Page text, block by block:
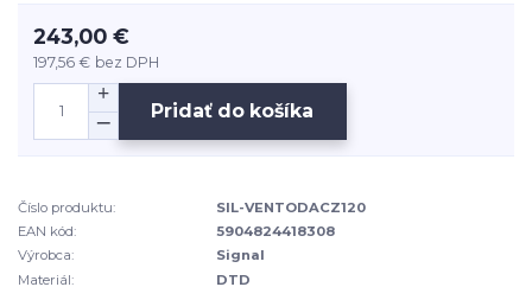
243,00 €
197,56 € bez DPH
Pridať do košíka
Číslo produktu:
SIL-VENTODACZ120
EAN kód:
5904824418308
Výrobca:
Signal
Materiál:
DTD